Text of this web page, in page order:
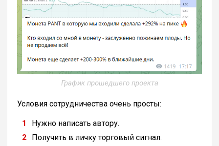
График прошедшего проекта
Условия сотрудничества очень просты:
Нужно написать автору.
Получить в личку торговый сигнал.